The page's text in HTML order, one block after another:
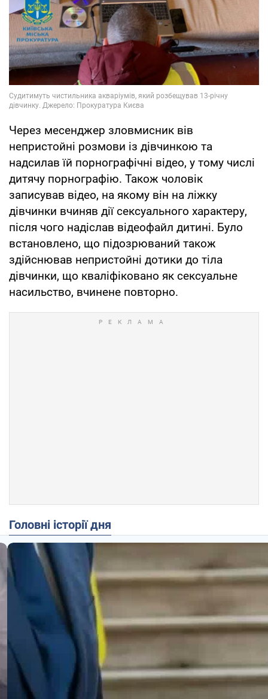
Через месенджер зловмисник вів
непристойні розмови із дівчинкою та
надсилав їй порнографічні відео, у тому числі
дитячу порнографію. Також чоловік
записував відео, на якому він на ліжку
дівчинки вчиняв дії сексуального характеру,
після чого надіслав відеофайл дитині. Було
встановлено, що підозрюваний також
здійснював непристойні дотики до тіла
дівчинки, що кваліфіковано як сексуальне
насильство, вчинене повторно.
Головні історії дня